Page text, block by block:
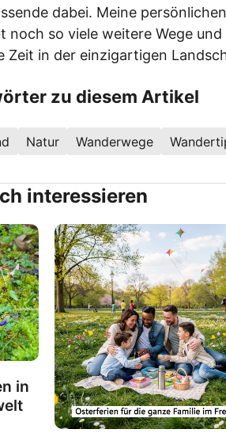
dabei. Meine
noch so viele weitere Wege
Zeit in der einzigartigen
zu diesem Artikel
Natur Wanderwege
interessieren
in